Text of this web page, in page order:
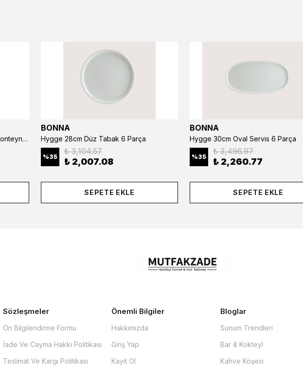
optimus mutfak supermıkser Bar Konteyner 6'lı 50×16×9 cm Kapaklı Polikarbon Organizer Bar & Kafe
BONNA
Hygge 28cm Düz Tabak 6 Parça
%35
₺ 3,104.57
₺ 2,007.08
SEPETE EKLE
BONNA
Hygge 30cm Oval Servis 6 Parça
%35
₺ 3,496.97
₺ 2,260.77
SEPETE EKLE
Sözleşmeler
Ön Bilgilendirme Formu
İade Ve Cayma Hakkı Politikası
Teslimat Ve Kargı Politikası
Önemli Bilgiler
Hakkımızda
Giriş Yap
Kayıt Ol
Bloglar
Sunum Trendleri
Bar & Kokteyl
Kahve Köşesi